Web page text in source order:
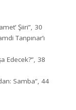
Şiiri”, 30
Tanpınar’ı
Edecek?”, 38
Samba”, 44